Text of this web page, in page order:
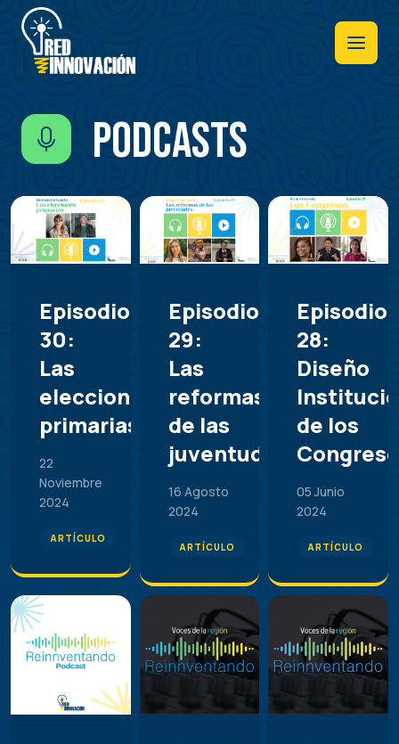
Pasar
contenido
principal
Podcasts
Episodio
30:
Las
elecciones
primarias
22
Noviembre
2024
ARTÍCULO
Episodio
29:
Las
reformas
de las
juventudes
16 Agosto
2024
ARTÍCULO
Episodio
28:
Diseño
de los
05 Junio
2024
ARTÍCULO